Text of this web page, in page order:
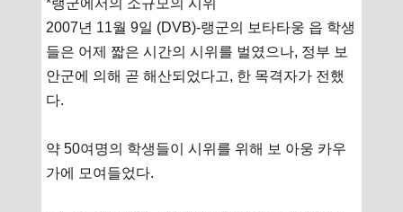
2007년 11월 9일 (DVB)-랭군의 보타타웅 읍 학생
들은 어제 짧은 시간의 시위를 벌였으나, 정부 보
안군에 의해 곧 해산되었다고, 한 목격자가 전했
다.
약 50여명의 학생들이 시위를 위해 보 아웅 카우
가에 모여들었다.